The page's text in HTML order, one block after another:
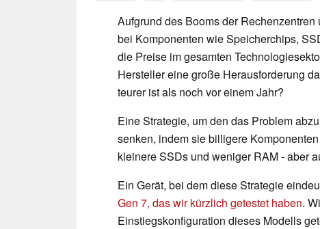
Aufgrund des Booms der
bei Komponenten wie Speicherchips,
die Preise im gesamten
Hersteller eine große Herausforderung
teurer ist als noch vor einem Jahr?
Eine Strategie, um den das Problem
senken, indem sie billigere
kleinere SSDs und weniger RAM - aber
Ein Gerät, bei dem diese Strategie
Gen 7, das wir kürzlich getestet haben.
Einstiegskonfiguration dieses Modells